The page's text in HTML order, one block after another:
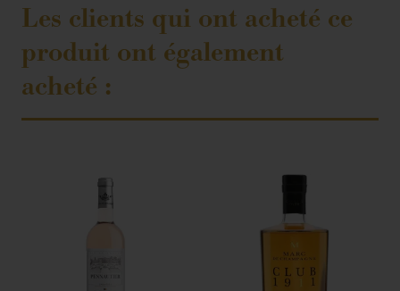
Les clients qui ont acheté ce
produit ont également
acheté :